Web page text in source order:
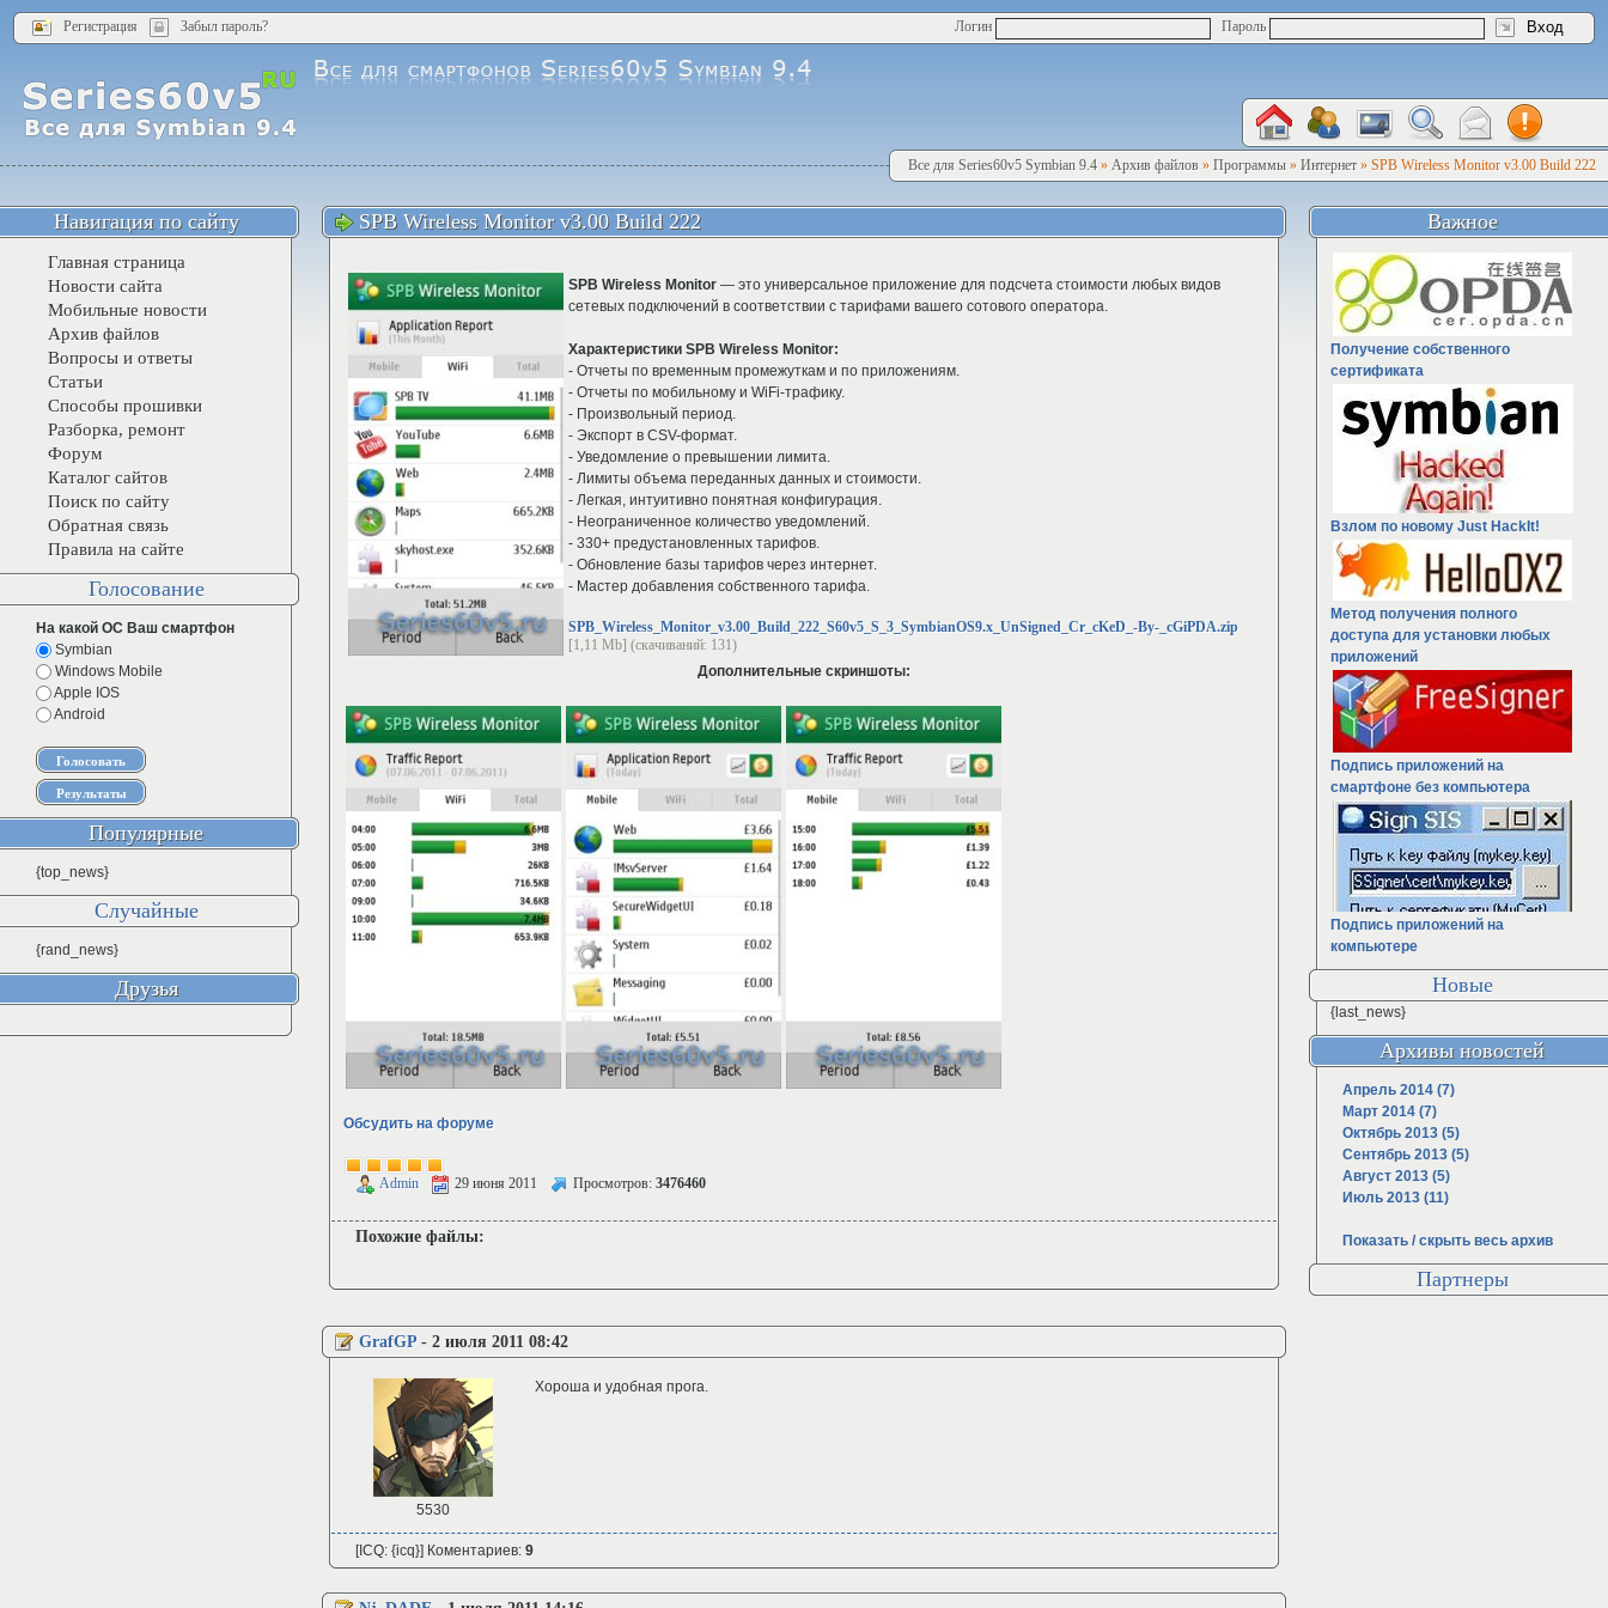
Регистрация Забыл пароль? Логин Пароль
Все для Series60v5 Symbian 9.4 » Архив файлов » Программы » Интернет » SPB Wireless Monitor v3.00 Build 222
SPB Wireless Monitor v3.00 Build 222
SPB Wireless Monitor — это универсальное приложение для подсчета стоимости любых видов
сетевых подключений в соответствии с тарифами вашего сотового оператора.
Характеристики SPB Wireless Monitor:
- Отчеты по временным промежуткам и по приложениям.
- Отчеты по мобильному и WiFi-трафику.
- Произвольный период.
- Экспорт в CSV-формат.
- Уведомление о превышении лимита.
- Лимиты объема переданных данных и стоимости.
- Легкая, интуитивно понятная конфигурация.
- Неограниченное количество уведомлений.
- 330+ предустановленных тарифов.
- Обновление базы тарифов через интернет.
- Мастер добавления собственного тарифа.
SPB_Wireless_Monitor_v3.00_Build_222_S60v5_S_3_SymbianOS9.x_UnSigned_Cr_cKeD_-By-_cGiPDA.zip
[1,11 Mb] (cкачиваний: 131)
Дополнительные скриншоты:
Обсудить на форуме
Admin 29 июня 2011 Просмотров: 3476460
Похожие файлы:
GrafGP - 2 июля 2011 08:42
5530
Хороша и удобная прога.
[ICQ: {icq}] Коментариев: 9
Навигация по сайту
Главная страница
Новости сайта
Мобильные новости
Архив файлов
Вопросы и ответы
Статьи
Способы прошивки
Разборка, ремонт
Форум
Каталог сайтов
Поиск по сайту
Обратная связь
Правила на сайте
Голосование
На какой ОС Ваш смартфон
Symbian
Windows Mobile
Apple IOS
Android
Популярные
{top_news}
Случайные
{rand_news}
Друзья
Важное
Получение собственного
сертификата
Взлом по новому Just HackIt!
Метод получения полного
доступа для установки любых
приложений
Подпись приложений на
смартфоне без компьютера
Подпись приложений на
компьютере
Новые
{last_news}
Архивы новостей
Апрель 2014 (7)
Март 2014 (7)
Октябрь 2013 (5)
Сентябрь 2013 (5)
Август 2013 (5)
Июль 2013 (11)
Показать / скрыть весь архив
Партнеры